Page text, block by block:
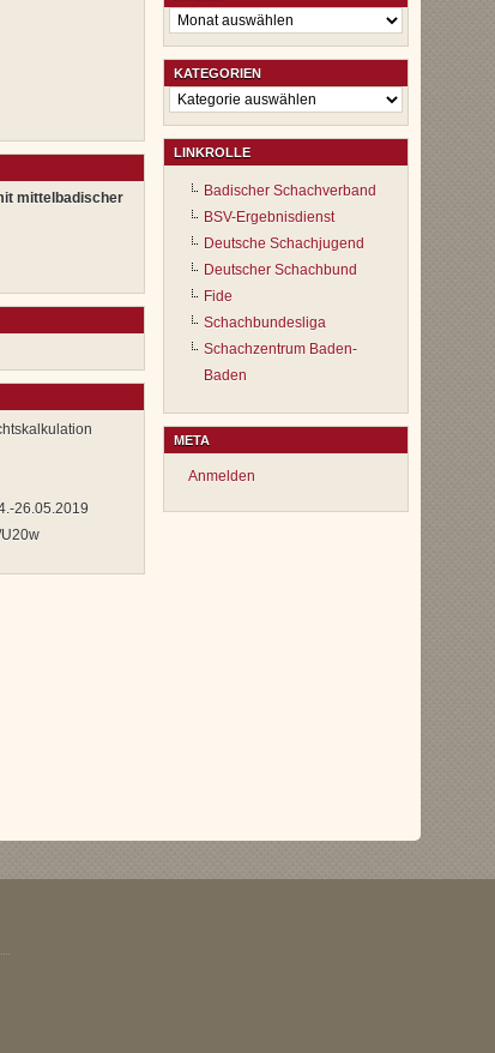
mittelbadischer
26.05.2019
Archiv
KATEGORIEN
Kategorien
LINKROLLE
Badischer Schachverband
BSV-Ergebnisdienst
Deutsche Schachjugend
Deutscher Schachbund
Fide
Schachbundesliga
Schachzentrum Baden-
Baden
META
Anmelden